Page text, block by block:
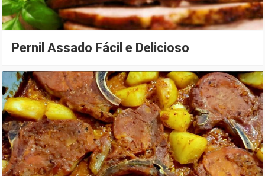
Pernil Assado Fácil e Delicioso